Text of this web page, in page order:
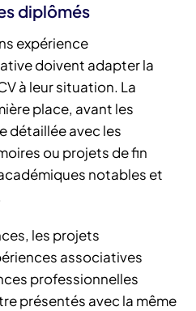
diplômés
expérience
doivent adapter la
à leur situation. La
place, avant les
détaillée avec les
ou projets de fin
notables et
les projets
associatives
professionnelles
présentés avec la même